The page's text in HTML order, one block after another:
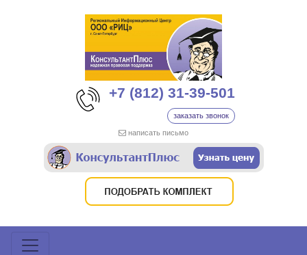
+7 (812) 31-39-501
заказать звонок
написать письмо